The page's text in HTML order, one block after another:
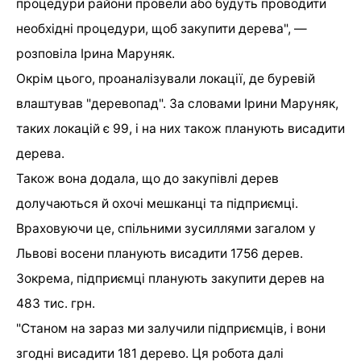
процедури райони провели або будуть проводити
необхідні процедури, щоб закупити дерева", —
розповіла Ірина Маруняк.
Окрім цього, проаналізували локації, де буревій
влаштував "деревопад". За словами Ірини Маруняк,
таких локацій є 99, і на них також планують висадити
дерева.
Також вона додала, що до закупівлі дерев
долучаються й охочі мешканці та підприємці.
Враховуючи це, спільними зусиллями загалом у
Львові восени планують висадити 1756 дерев.
Зокрема, підприємці планують закупити дерев на
483 тис. грн.
"Станом на зараз ми залучили підприємців, і вони
згодні висадити 181 дерево. Ця робота далі